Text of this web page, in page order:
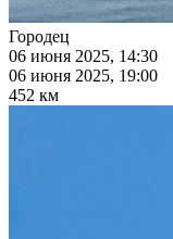
Городец
06 июня 2025, 14:30
06 июня 2025, 19:00
452 км